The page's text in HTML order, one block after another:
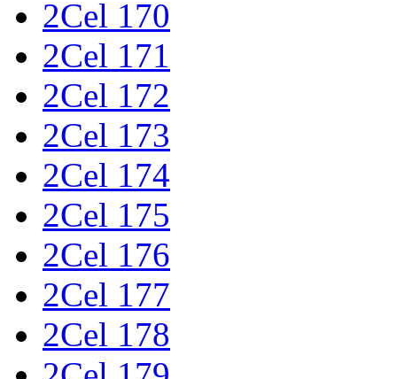
2Cel 170
2Cel 171
2Cel 172
2Cel 173
2Cel 174
2Cel 175
2Cel 176
2Cel 177
2Cel 178